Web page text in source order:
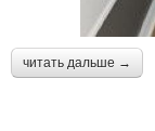
читать дальше →